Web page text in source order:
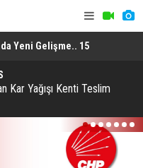
Yeni Gelişme.. 15
Kar Yağışı Kenti Teslim
1 2 3 4 5 6 7